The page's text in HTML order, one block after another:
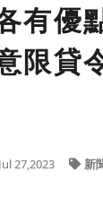
有優
限貸
Jul 27,2023 新